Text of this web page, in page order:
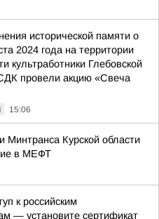
исторической памяти о
2024 года на территории
культработники Глебовской
провели акцию «Свеча
15:06
Минтранса Курской области
в МЕФТ
к российским
— установите сертификат